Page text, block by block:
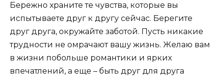
Бережно храните те чувства, которые вы
испытываете друг к другу сейчас. Берегите
друг друга, окружайте заботой. Пусть никакие
трудности не омрачают вашу жизнь. Желаю вам
в жизни побольше романтики и ярких
впечатлений, а еще – быть друг для друга